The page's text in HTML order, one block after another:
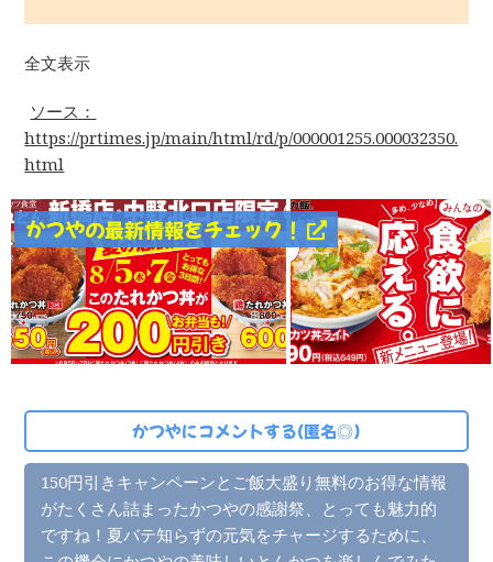
全文表示
ソース：
https://prtimes.jp/main/html/rd/p/000001255.000032350.
html
かつやの最新情報をチェック！
かつやにコメントする(匿名◎)
150円引きキャンペーンとご飯大盛り無料のお得な情報
がたくさん詰まったかつやの感謝祭、とっても魅力的
ですね！夏バテ知らずの元気をチャージするために、